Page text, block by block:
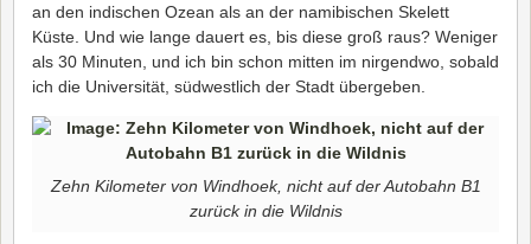
an den indischen Ozean als an der namibischen Skelett
Küste. Und wie lange dauert es, bis diese groß raus? Weniger
als 30 Minuten, und ich bin schon mitten im nirgendwo, sobald
ich die Universität, südwestlich der Stadt übergeben.
Zehn Kilometer von Windhoek, nicht auf der Autobahn B1
zurück in die Wildnis